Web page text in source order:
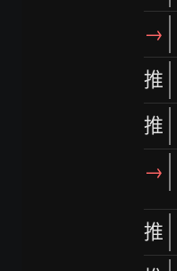
→
推
推
→
推